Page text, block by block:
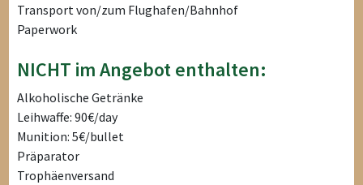
Transport von/zum Flughafen/Bahnhof
Paperwork
NICHT im Angebot enthalten:
Alkoholische Getränke
Leihwaffe: 90€/day
Munition: 5€/bullet
Präparator
Trophäenversand